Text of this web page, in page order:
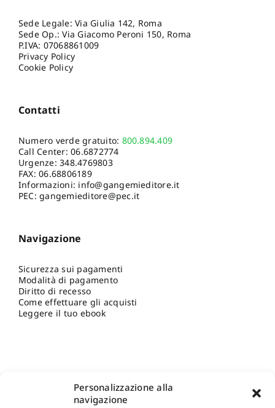
Personalizzazione alla
navigazione
Sede Legale: Via Giulia 142, Roma
Sede Op.: Via Giacomo Peroni 150, Roma
P.IVA: 07068861009
Privacy Policy
Cookie Policy
Contatti
Numero verde gratuito: 800.894.409
Call Center:06.6872774
Urgenze:348.4769803
FAX: 06.68806189
Informazioni: info@gangemieditore.it
PEC: gangemieditore@pec.it
Navigazione
Sicurezza sui pagamenti
Modalità di pagamento
Diritto di recesso
Come effettuare gli acquisti
Leggere il tuo ebook